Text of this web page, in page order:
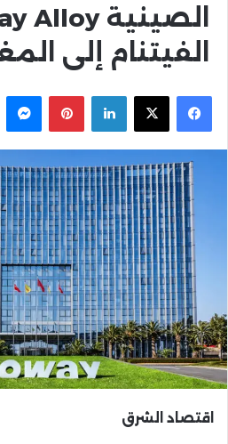
الفيتنام إلى
Facebook
X
LinkedIn
اقتصاد الشرق